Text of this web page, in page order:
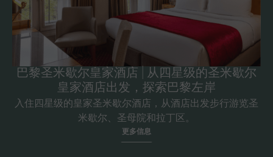
巴黎圣米歇尔皇家酒店 | 从四星级的圣米歇尔
皇家酒店出发，探索巴黎左岸
入住四星级的皇家圣米歇尔酒店，从酒店出发步行游览圣
米歇尔、圣母院和拉丁区。
更多信息